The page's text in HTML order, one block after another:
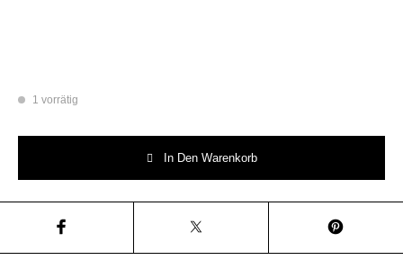
1 vorrätig
In Den Warenkorb